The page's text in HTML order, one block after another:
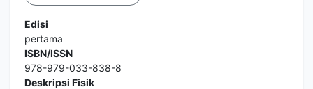
Edisi
pertama
ISBN/ISSN
978-979-033-838-8
Deskripsi Fisik